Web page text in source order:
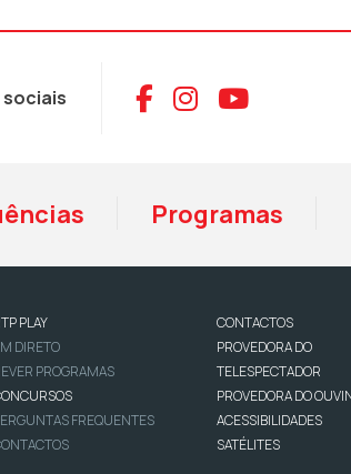
sociais Aceder ao
Aceder ao
Aceder
Programas
PLAY
DIRETO
PROGRAMAS
FREQUENTES
CONTACTOS
PROVEDORA DO
TELESPECTADOR
PROVEDORA DO
ACESSIBILIDADES
SATÉLITES